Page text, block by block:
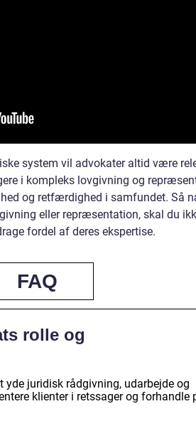
system vil advokater altid være
i kompleks lovgivning og
og retfærdighed i samfundet. Så
eller repræsentation, skal du
fordel af deres ekspertise.
FAQ
rolle og
yde juridisk rådgivning, udarbejde og
klienter i retssager og forhandle